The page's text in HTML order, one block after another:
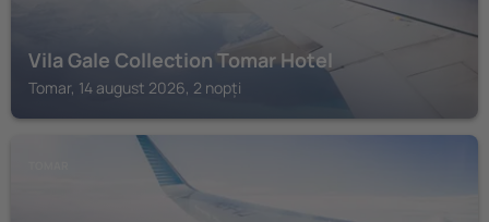
Vila Gale Collection Tomar Hotel
Tomar, 14 august 2026, 2 nopți